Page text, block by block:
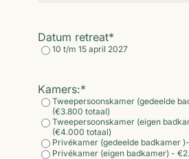
Datum retreat*
10 t/m 15 april 2027
Kamers:*
Tweepersoonskamer (gedeelde
(€3.800 totaal)
Tweepersoonskamer (eigen
(€4.000 totaal)
Privékamer (gedeelde badkamer
Privékamer (eigen badkamer) -